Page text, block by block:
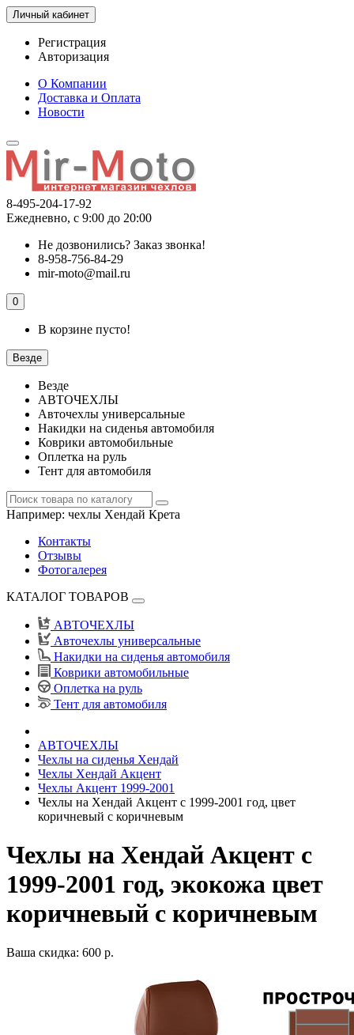
Личный кабинет
Регистрация
Авторизация
О Компании
Доставка и Оплата
Новости
8-495-204-17-92
Ежедневно, с 9:00 до 20:00
Не дозвонились? Заказ звонка!
8-958-756-84-29
mir-moto@mail.ru
0
В корзине пусто!
Везде
Везде
АВТОЧЕХЛЫ
Авточехлы универсальные
Накидки на сиденья автомобиля
Коврики автомобильные
Оплетка на руль
Тент для автомобиля
Например: чехлы Хендай Крета
Контакты
Отзывы
Фотогалерея
КАТАЛОГ ТОВАРОВ
АВТОЧЕХЛЫ
Авточехлы универсальные
Накидки на сиденья автомобиля
Коврики автомобильные
Оплетка на руль
Тент для автомобиля
АВТОЧЕХЛЫ
Чехлы на сиденья Хендай
Чехлы Хендай Акцент
Чехлы Акцент 1999-2001
Чехлы на Хендай Акцент с 1999-2001 год, цвет
коричневый с коричневым
Чехлы на Хендай Акцент с
1999-2001 год, экокожа цвет
коричневый с коричневым
Ваша скидка: 600 р.